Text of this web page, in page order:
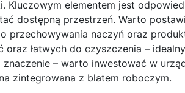
Kluczowym elementem jest
dostępną przestrzeń. Warto
przechowywania naczyń oraz
oraz łatwych do czyszczenia –
znaczenie – warto inwestować w
zintegrowana z blatem roboczym.